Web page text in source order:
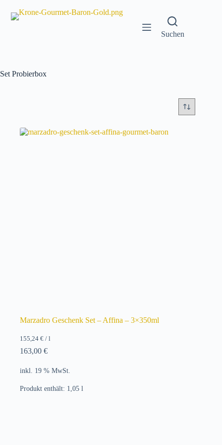
Inhalt
springen
Suchen
Set Probierbox
Marzadro Geschenk Set – Affina – 3×350ml
155,24 € / l
163,00 €
inkl. 19 % MwSt.
Produkt enthält: 1,05 l